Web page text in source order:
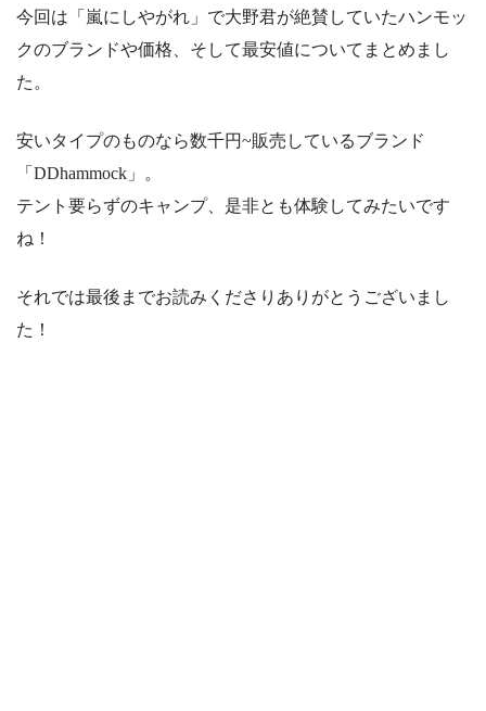
今回は「嵐にしやがれ」で大野君が絶賛していたハンモッ
クのブランドや価格、そして最安値についてまとめまし
た。
安いタイプのものなら数千円~販売しているブランド
「DDhammock」。
テント要らずのキャンプ、是非とも体験してみたいです
ね！
それでは最後までお読みくださりありがとうございまし
た！